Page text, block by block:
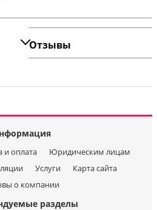
Отзывы
и оплата
Юридическим лицам
Услуги
Карта сайта
о компании
разделы